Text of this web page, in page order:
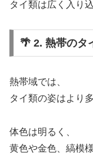
タイ類は広く入り
🌴 2. 熱帯のタ
熱帯域では、
タイ類の姿はより
体色は明るく、
黄色や金色、縞模